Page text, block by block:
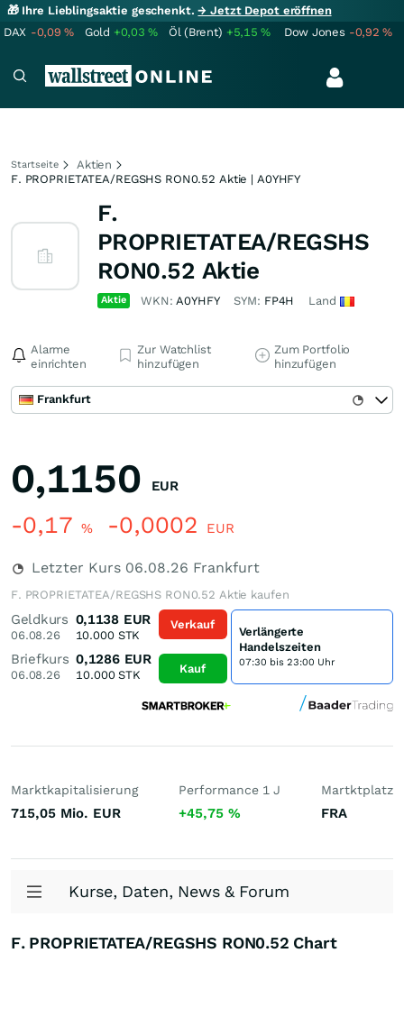
🎁 Ihre Lieblingsaktie geschenkt.→ Jetzt Depot eröffnen
DAX -0,09% Gold +0,03% Öl (Brent) +5,15% Dow Jones -0,92%
Startseite
Aktien
F. PROPRIETATEA/REGSHS RON0.52 Aktie | A0YHFY
F.
PROPRIETATEA/REGSHS
RON0.52 Aktie
Aktie WKN:A0YHFY SYM: FP4H Land
Alarme
einrichten
Zur Watchlist
hinzufügen
Zum Portfolio
hinzufügen
Frankfurt
0,1150 EUR
-0,17 % -0,0002 EUR
Letzter Kurs 06.08.26 Frankfurt
F. PROPRIETATEA/REGSHS RON0.52 Aktie kaufen
Geldkurs
06.08.26
0,1138 EUR
10.000STK
Briefkurs
06.08.26
0,1286 EUR
10.000STK
Verkauf
Kauf
Verlängerte
Handelszeiten
07:30 bis 23:00 Uhr
Marktkapitalisierung
715,05 Mio. EUR
Performance 1 J
+45,75 %
Martktplatz
FRA
Kurse, Daten, News & Forum
F. PROPRIETATEA/REGSHS RON0.52 Chart